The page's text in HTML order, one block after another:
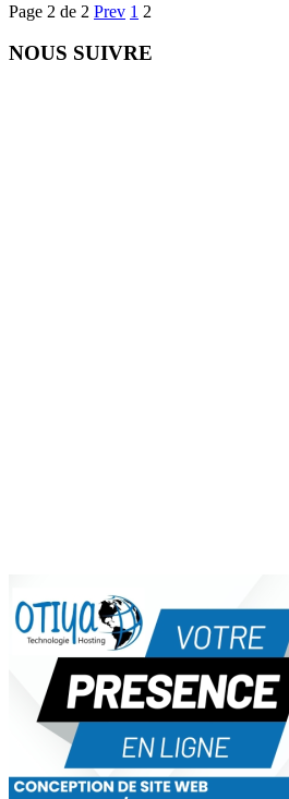
Page 2 de 2 Prev 1 2
NOUS SUIVRE